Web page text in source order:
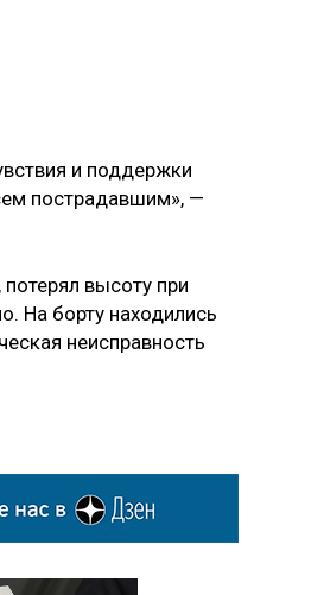
и поддержки
пострадавшим», —
высоту при
На борту находились
неисправность